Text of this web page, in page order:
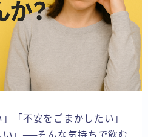
「不安をごまかしたい」